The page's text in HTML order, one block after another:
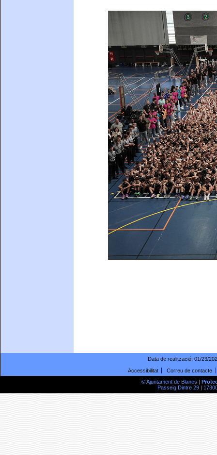
Data de realització: 01/23/
Accessibilitat
Correu de contacte
© Ajuntament de Blanes |
Passeig Dintre 29 |